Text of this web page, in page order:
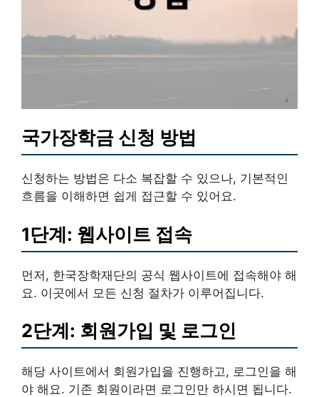
국가장학금 신청 방법
신청하는 방법은 다소 복잡할 수 있으나, 기본적인
흐름을 이해하면 쉽게 접근할 수 있어요.
1단계: 웹사이트 접속
먼저, 한국장학재단의 공식 웹사이트에 접속해야 해
요. 이곳에서 모든 신청 절차가 이루어집니다.
2단계: 회원가입 및 로그인
해당 사이트에서 회원가입을 진행하고, 로그인을 해
야 해요. 기존 회원이라면 로그인만 하시면 됩니다.